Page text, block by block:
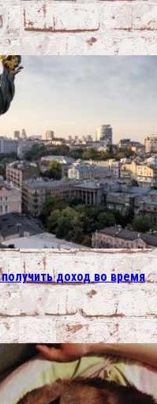
доход во время